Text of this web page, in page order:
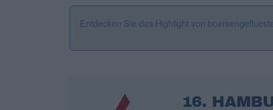
Entdecken Sie das Highlight von